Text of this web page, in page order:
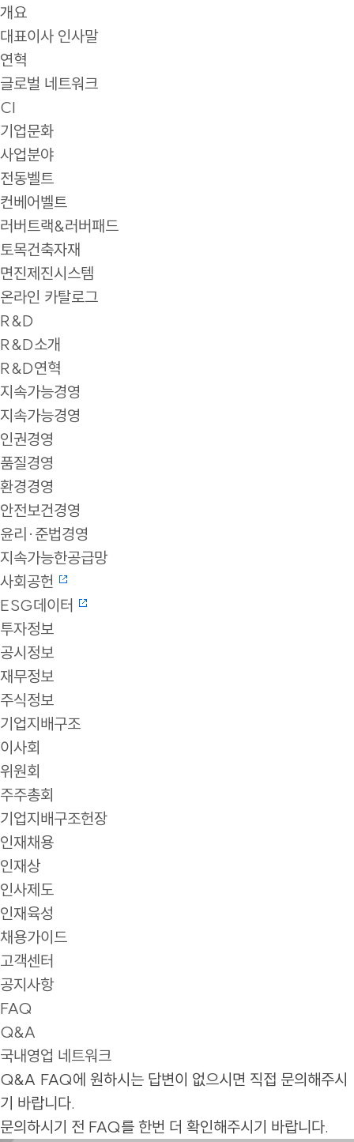
개요
대표이사 인사말
연혁
글로벌 네트워크
CI
기업문화
사업분야
전동벨트
컨베어벨트
러버트랙&러버패드
토목건축자재
면진제진시스템
온라인 카탈로그
R&D
R&D소개
R&D연혁
지속가능경영
지속가능경영
인권경영
품질경영
환경경영
안전보건경영
윤리·준법경영
지속가능한공급망
사회공헌
ESG데이터
투자정보
공시정보
재무정보
주식정보
기업지배구조
이사회
위원회
주주총회
기업지배구조헌장
인재채용
인재상
인사제도
인재육성
채용가이드
고객센터
공지사항
FAQ
Q&A
국내영업 네트워크
Q&A FAQ에 원하시는 답변이 없으시면 직접 문의해주시
기 바랍니다.
문의하시기 전 FAQ를 한번 더 확인해주시기 바랍니다.